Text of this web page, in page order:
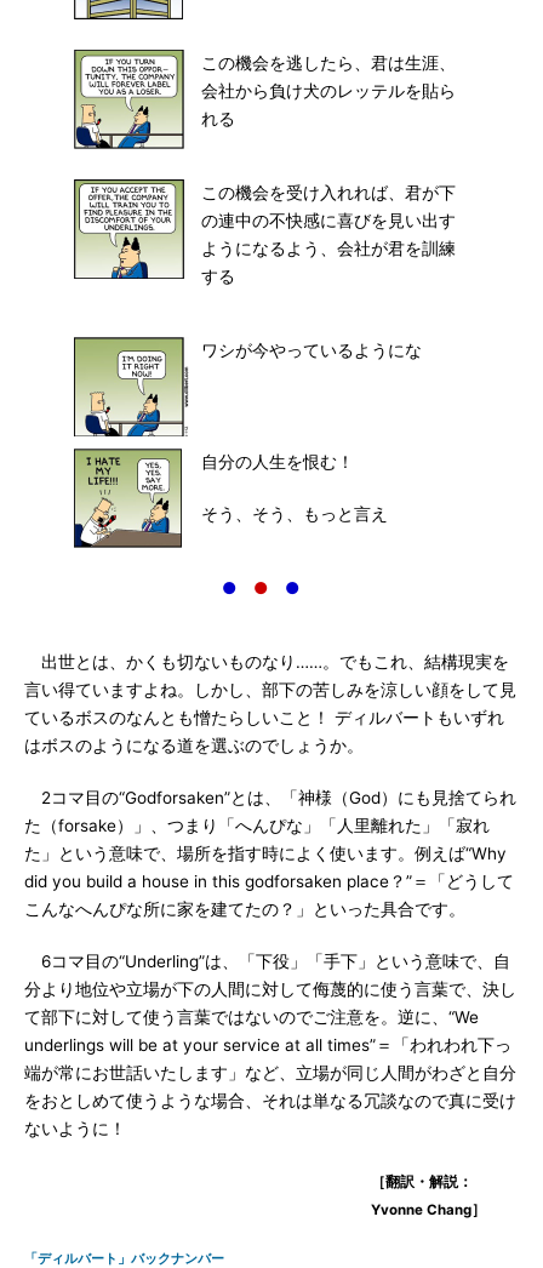
この機会を逃したら、君は生涯、
会社から負け犬のレッテルを貼ら
れる
この機会を受け入れれば、君が下
の連中の不快感に喜びを見い出す
ようになるよう、会社が君を訓練
する
ワシが今やっているようにな
自分の人生を恨む！
そう、そう、もっと言え
● ● ●
出世とは、かくも切ないものなり……。でもこれ、結構現実を
言い得ていますよね。しかし、部下の苦しみを涼しい顔をして見
ているボスのなんとも憎たらしいこと！ ディルバートもいずれ
はボスのようになる道を選ぶのでしょうか。
2コマ目の“Godforsaken”とは、「神様（God）にも見捨てられ
た（forsake）」、つまり「へんぴな」「人里離れた」「寂れ
た」という意味で、場所を指す時によく使います。例えば“Why
did you build a house in this godforsaken place？”＝「どうして
こんなへんぴな所に家を建てたの？」といった具合です。
6コマ目の“Underling”は、「下役」「手下」という意味で、自
分より地位や立場が下の人間に対して侮蔑的に使う言葉で、決し
て部下に対して使う言葉ではないのでご注意を。逆に、“We
underlings will be at your service at all times”＝「われわれ下っ
端が常にお世話いたします」など、立場が同じ人間がわざと自分
をおとしめて使うような場合、それは単なる冗談なので真に受け
ないように！
［翻訳・解説：
Yvonne Chang］
「ディルバート」バックナンバー